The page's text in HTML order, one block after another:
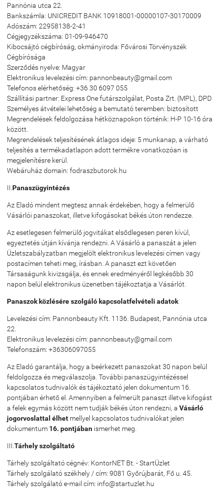
Pannónia utca 22.
Bankszámla: UNICREDIT BANK 10918001-00000107-30170009
Adószám: 22958138-2-41
Cégjegyzékszáma: 01-09-946470
Kibocsájtó cégbíróság, okmányiroda: Fővárosi Törvényszék
Cégbírósága
Szerződés nyelve: Magyar
Elektronikus levelezési cím: pannonbeauty@gmail.com
Telefonos elérhetőség: +36 30 6097 055
Szállítási partner: Express One futárszolgálat, Posta Zrt. (MPL), DPD
Személyes átvételei lehetőség a bemutató teremben: biztosított
Megrendelések feldolgozása hétköznapokon történik: H-P 10-16 óra
között.
Megrendelések teljesítésének átlagos ideje: 5 munkanap, a várható
teljesítés a termékadatlapon adott termékre vonatkozóan is
megjelenítésre kerül.
Webáruház domain: fodraszbutorok.hu
II. Panaszügyintézés
Az Eladó mindent megtesz annak érdekében, hogy a felmerülő
Vásárlói panaszokat, illetve kifogásokat békés úton rendezze.
Az esetlegesen felmerülő jogvitákat elsődlegesen peren kívül,
egyeztetés útján kívánja rendezni. A Vásárló a panaszát a jelen
Üzletszabályzatban megjelölt elektronikus levelezési címen vagy
postacímen teheti meg, írásban. A panaszt ezt követően
Társaságunk kivizsgálja, és ennek eredményéről legkésőbb 30
napon belül elektronikus üzenetben tájékoztatja a Vásárlót.
Panaszok közlésére szolgáló kapcsolatfelvételi adatok
Levelezési cím: Pannonbeauty Kft. 1136. Budapest, Pannónia utca
22.
Elektronikus levelezési cím: pannonbeauty@gmail.com
Telefonszám: +36306097055
Az Eladó garantálja, hogy a beérkezett panaszokat 30 napon belül
feldolgozza és megválaszolja. További panaszügyintézéssel
kapcsolatos tudnivalók és tájékoztató jelen dokumentum 16.
pontjában érhető el. Amennyiben a felmerült panaszt illetve kifogást
a felek egymás között nem tudják békés úton rendezni, a Vásárló
jogorvoslattal élhet mellyel kapcsolatos tudnivalókat jelen
dokumentum 16. pontjában ismerhet meg.
III. Tárhely szolgáltató
Tárhely szolgáltató cégnév: KontorNET Bt. - StartÜzlet
Tárhely szolgálató székhely / cím: 9081 Győrújbarát, Fő u. 45.
Tárhely szolgálató e-mail cím: info@startuzlet.hu